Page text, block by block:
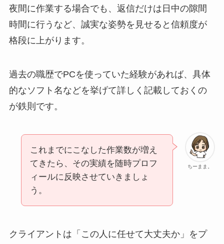
夜間に作業する場合でも、返信だけは日中の隙間
時間に行うなど、誠実な姿勢を見せると信頼度が
格段に上がります。
過去の職歴でPCを使っていた経験があれば、具体
的なソフト名などを挙げて詳しく記載しておくの
が鉄則です。
ちーまま。
これまでにこなした作業数が増え
てきたら、その実績を随時プロフ
ィールに反映させていきましょ
う。
クライアントは「この人に任せて大丈夫か」をプ